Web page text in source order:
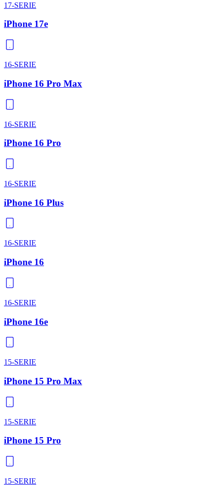
17-SERIE
iPhone 17e
16-SERIE
iPhone 16 Pro Max
16-SERIE
iPhone 16 Pro
16-SERIE
iPhone 16 Plus
16-SERIE
iPhone 16
16-SERIE
iPhone 16e
15-SERIE
iPhone 15 Pro Max
15-SERIE
iPhone 15 Pro
15-SERIE